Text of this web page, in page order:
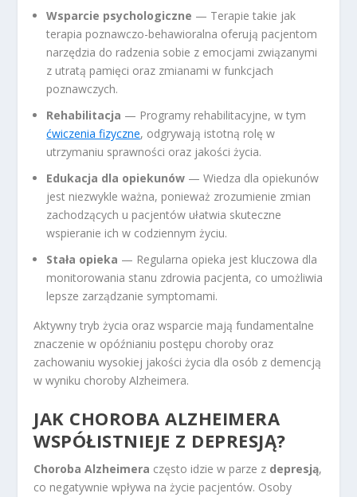
Wsparcie psychologiczne — Terapie takie jak
terapia poznawczo-behawioralna oferują pacjentom
narzędzia do radzenia sobie z emocjami związanymi
z utratą pamięci oraz zmianami w funkcjach
poznawczych.
Rehabilitacja — Programy rehabilitacyjne, w tym
ćwiczenia fizyczne, odgrywają istotną rolę w
utrzymaniu sprawności oraz jakości życia.
Edukacja dla opiekunów — Wiedza dla opiekunów
jest niezwykle ważna, ponieważ zrozumienie zmian
zachodzących u pacjentów ułatwia skuteczne
wspieranie ich w codziennym życiu.
Stała opieka — Regularna opieka jest kluczowa dla
monitorowania stanu zdrowia pacjenta, co umożliwia
lepsze zarządzanie symptomami.
Aktywny tryb życia oraz wsparcie mają fundamentalne
znaczenie w opóźnianiu postępu choroby oraz
zachowaniu wysokiej jakości życia dla osób z demencją
w wyniku choroby Alzheimera.
JAK CHOROBA ALZHEIMERA
WSPÓŁISTNIEJE Z DEPRESJĄ?
Choroba Alzheimera często idzie w parze z depresją,
co negatywnie wpływa na życie pacjentów. Osoby